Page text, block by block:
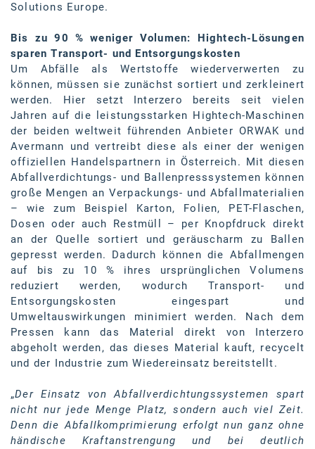
Solutions Europe.
Bis zu 90 % weniger Volumen: Hightech-Lösungen
sparen Transport- und Entsorgungskosten
Um Abfälle als Wertstoffe wiederverwerten zu
können, müssen sie zunächst sortiert und zerkleinert
werden. Hier setzt Interzero bereits seit vielen
Jahren auf die leistungsstarken Hightech-Maschinen
der beiden weltweit führenden Anbieter ORWAK und
Avermann und vertreibt diese als einer der wenigen
offiziellen Handelspartnern in Österreich. Mit diesen
Abfallverdichtungs- und Ballenpresssystemen können
große Mengen an Verpackungs- und Abfallmaterialien
– wie zum Beispiel Karton, Folien, PET-Flaschen,
Dosen oder auch Restmüll – per Knopfdruck direkt
an der Quelle sortiert und geräuscharm zu Ballen
gepresst werden. Dadurch können die Abfallmengen
auf bis zu 10 % ihres ursprünglichen Volumens
reduziert werden, wodurch Transport- und
Entsorgungskosten eingespart und
Umweltauswirkungen minimiert werden. Nach dem
Pressen kann das Material direkt von Interzero
abgeholt werden, das dieses Material kauft, recycelt
und der Industrie zum Wiedereinsatz bereitstellt.
„Der Einsatz von Abfallverdichtungssystemen spart
nicht nur jede Menge Platz, sondern auch viel Zeit.
Denn die Abfallkomprimierung erfolgt nun ganz ohne
händische Kraftanstrengung und bei deutlich